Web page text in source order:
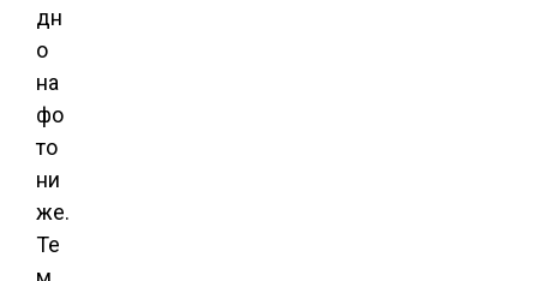
дн
о
на
фо
то
ни
же.
Те